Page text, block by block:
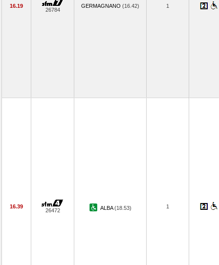
16.19
26784
GERMAGNANO (16.42) 1
16.39
26472 ALBA(18.53) 1